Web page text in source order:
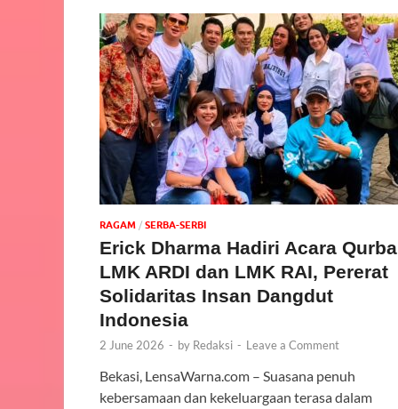
‎RAGAM / SERBA-SERBI
Erick Dharma Hadiri Acara
LMK ARDI dan LMK RAI, Pererat
Solidaritas Insan Dangdut
Indonesia
2 June 2026 - by Redaksi - Leave a Comment
Bekasi, LensaWarna.com – Suasana penuh
kebersamaan dan kekeluargaan terasa dalam